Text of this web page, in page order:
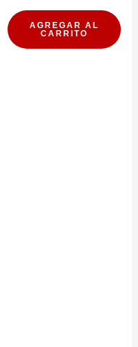
DOVE
AGREGAR AL
CARRITO